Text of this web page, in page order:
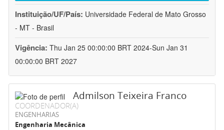
Instituição/UF/País: Universidade Federal de Mato Grosso
- MT - Brasil
Vigência: Thu Jan 25 00:00:00 BRT 2024-Sun Jan 31
00:00:00 BRT 2027
Admilson Teixeira Franco
COORDENADOR(A)
ENGENHARIAS
Engenharia Mecânica